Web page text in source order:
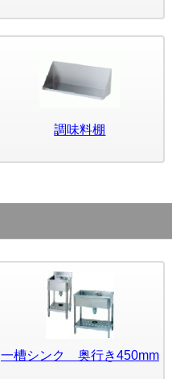
調味料棚
一槽シンク 奥行き450mm